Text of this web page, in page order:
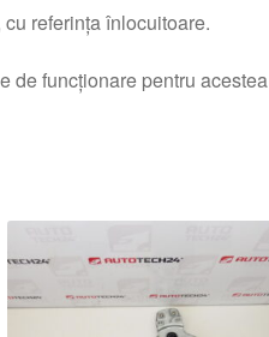
referința înlocuitoare.
de funcționare pentru acestea